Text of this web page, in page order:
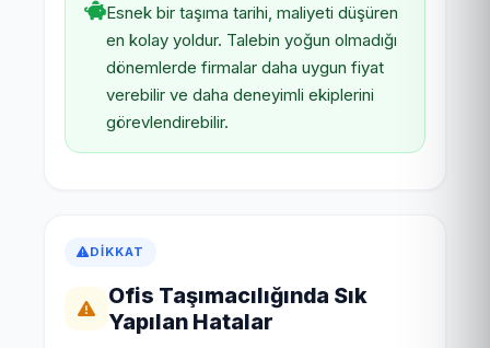
Esnek bir taşıma tarihi, maliyeti düşüren
en kolay yoldur. Talebin yoğun olmadığı
dönemlerde firmalar daha uygun fiyat
verebilir ve daha deneyimli ekiplerini
görevlendirebilir.
DIKKAT
Ofis Taşımacılığında Sık
Yapılan Hatalar